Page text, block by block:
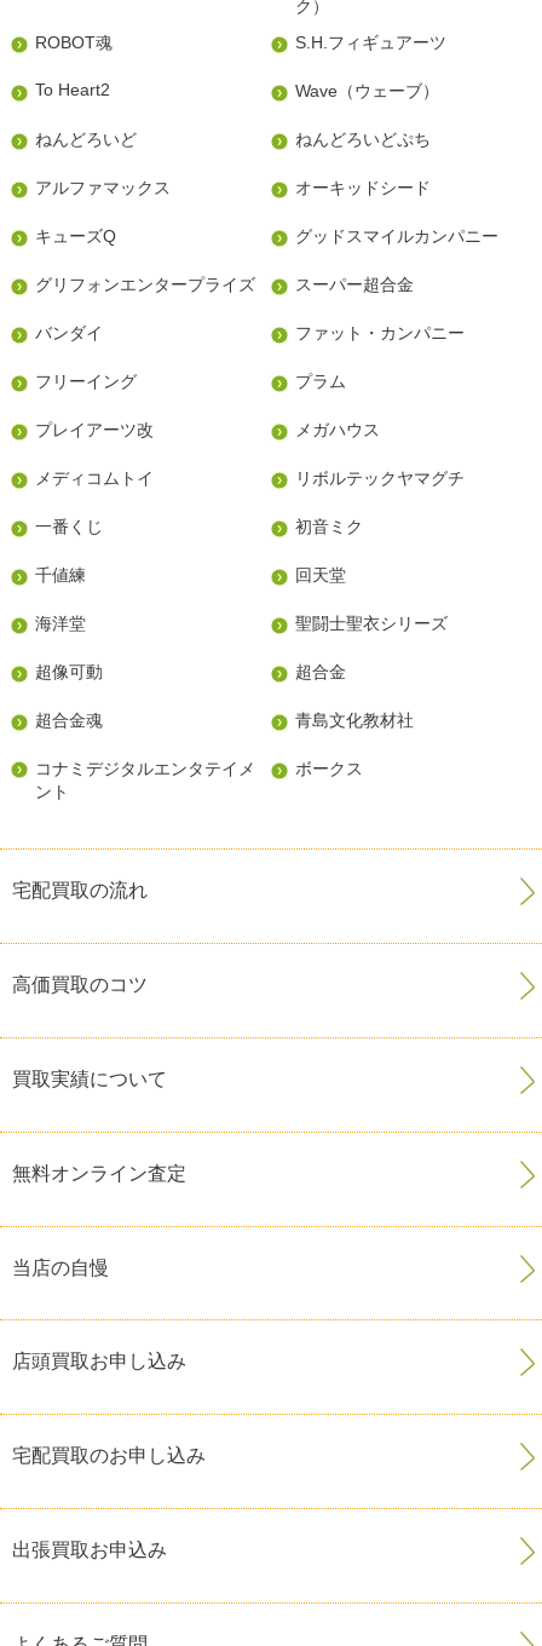
ク）
ROBOT魂
S.H.フィギュアーツ
To Heart2 Wave（ウェーブ）
ねんどろいど ねんどろいどぷち
アルファマックス オーキッドシード
キューズQ グッドスマイルカンパニー
グリフォンエンタープライズ スーパー超合金
バンダイ ファット・カンパニー
フリーイング プラム
プレイアーツ改 メガハウス
メディコムトイ リボルテックヤマグチ
一番くじ 初音ミク
千値練 回天堂
海洋堂 聖闘士聖衣シリーズ
超像可動 超合金
超合金魂 青島文化教材社
コナミデジタルエンタテイメ
ント
ボークス
宅配買取の流れ
高価買取のコツ
買取実績について
無料オンライン査定
当店の自慢
店頭買取お申し込み
宅配買取のお申し込み
出張買取お申込み